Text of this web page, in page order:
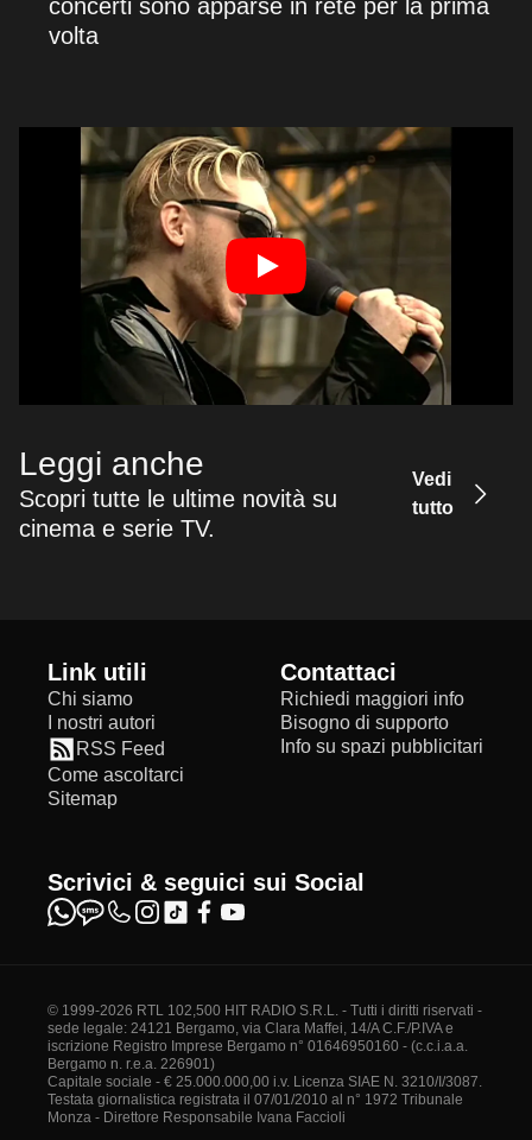
concerti sono apparse in rete per la prima
volta
Leggi anche
Scopri tutte le ultime novità su
cinema e serie TV.
Vedi
tutto
Link utili
Chi siamo
I nostri autori
RSS Feed
Come ascoltarci
Sitemap
Contattaci
Richiedi maggiori info
Bisogno di supporto
Info su spazi pubblicitari
Scrivici & seguici sui Social
© 1999-2026 RTL 102,500 HIT RADIO S.R.L. - Tutti i diritti riservati -
sede legale: 24121 Bergamo, via Clara Maffei, 14/A C.F./P.IVA e
iscrizione Registro Imprese Bergamo n° 01646950160 - (c.c.i.a.a.
Bergamo n. r.e.a. 226901)
Capitale sociale - € 25.000.000,00 i.v. Licenza SIAE N. 3210/I/3087.
Testata giornalistica registrata il 07/01/2010 al n° 1972 Tribunale
Monza - Direttore Responsabile Ivana Faccioli